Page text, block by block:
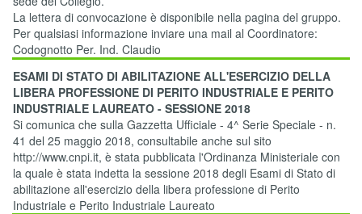
La lettera di convocazione è disponibile nella pagina del gruppo.
Per qualsiasi informazione inviare una mail al Coordinatore:
Codognotto Per. Ind. Claudio
ESAMI DI STATO DI ABILITAZIONE ALL'ESERCIZIO DELLA
LIBERA PROFESSIONE DI PERITO INDUSTRIALE E PERITO
INDUSTRIALE LAUREATO - SESSIONE 2018
Si comunica che sulla Gazzetta Ufficiale - 4^ Serie Speciale - n.
41 del 25 maggio 2018, consultabile anche sul sito
http://www.cnpi.it, è stata pubblicata l'Ordinanza Ministeriale con
la quale è stata indetta la sessione 2018 degli Esami di Stato di
abilitazione all'esercizio della libera professione di Perito
Industriale e Perito Industriale Laureato